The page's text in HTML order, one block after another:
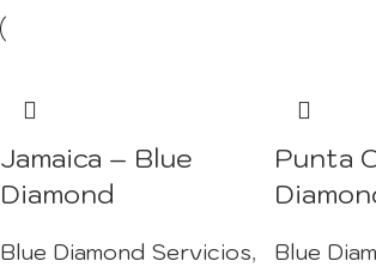
Jamaica – Blue
Diamond
Blue Diamond Servicios,
Punta
Blue